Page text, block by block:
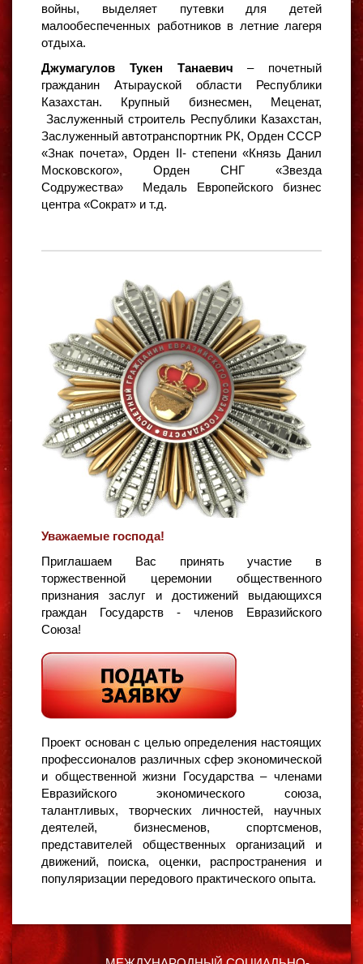
войны, выделяет путевки для детей
малообеспеченных работников в летние лагеря
отдыха.
Джумагулов Тукен Танаевич – почетный
гражданин Атырауской области Республики
Казахстан. Крупный бизнесмен, Меценат,
Заслуженный строитель Республики Казахстан,
Заслуженный автотранспортник РК, Орден СССР
«Знак почета», Орден II- степени «Князь Данил
Московского», Орден СНГ «Звезда
Содружества» Медаль Европейского бизнес
центра «Сократ» и т.д.
Уважаемые господа!
Приглашаем Вас принять участие в
торжественной церемонии общественного
признания заслуг и достижений выдающихся
граждан Государств - членов Евразийского
Союза!
Проект основан с целью определения настоящих
профессионалов различных сфер экономической
и общественной жизни Государства – членами
Евразийского экономического союза,
талантливых, творческих личностей, научных
деятелей, бизнесменов, спортсменов,
представителей общественных организаций и
движений, поиска, оценки, распространения и
популяризации передового практического опыта.